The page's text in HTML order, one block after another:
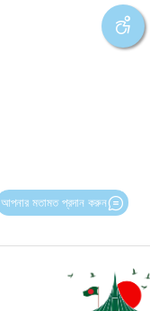
আপনার মতামত প্রদান করুন